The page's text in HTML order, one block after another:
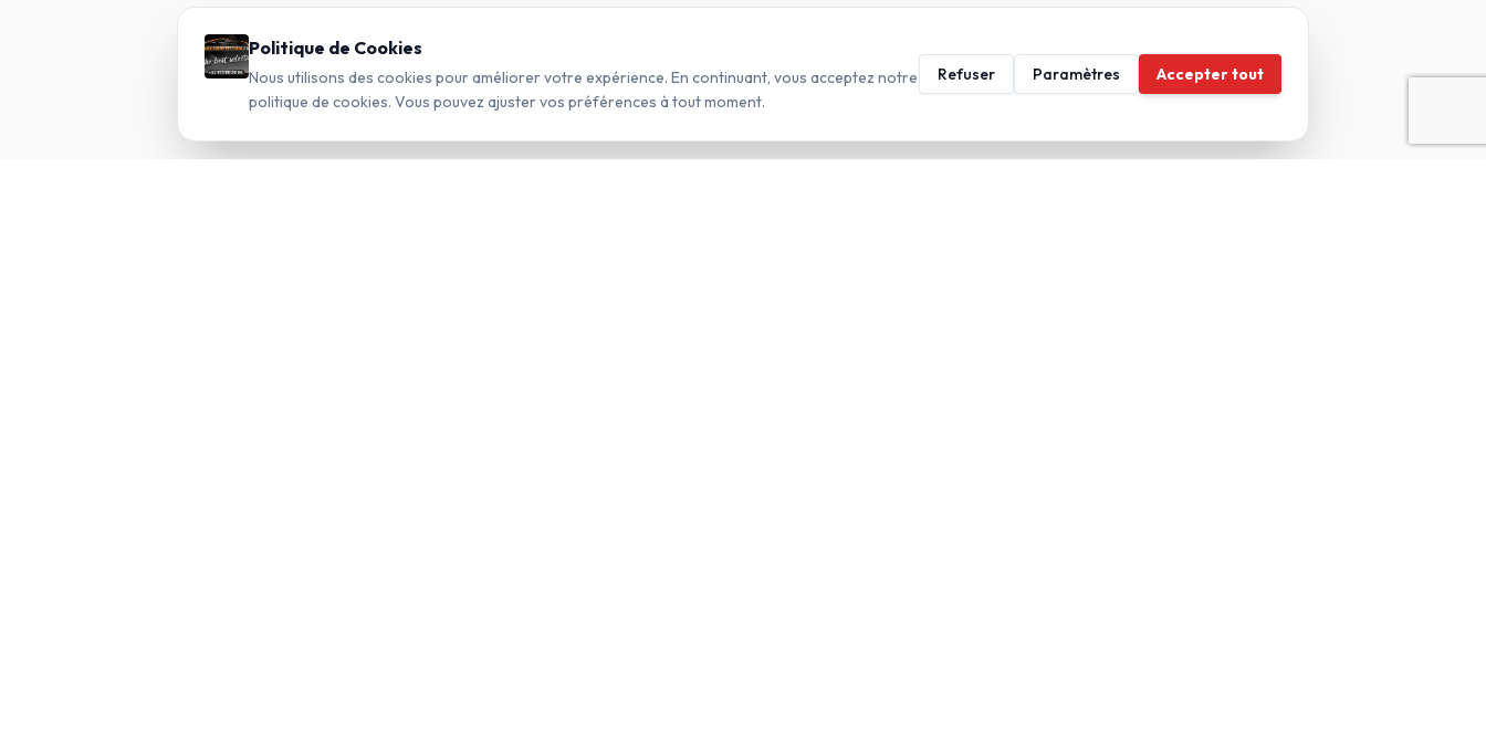
Politique de Cookies
Nous utilisons des cookies pour améliorer votre expérience. En continuant, vous acceptez notre
politique de cookies. Vous pouvez ajuster vos préférences à tout moment.
Refuser Paramètres Accepter tout